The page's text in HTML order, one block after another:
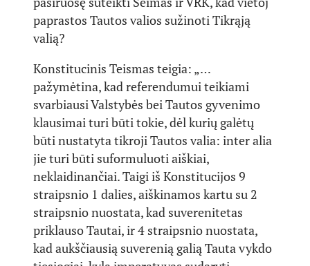
paprastos Tautos valios sužinoti Tikrąją
valią?
Konstitucinis Teismas teigia: „…
pažymėtina, kad referendumui teikiami
svarbiausi Valstybės bei Tautos gyvenimo
klausimai turi būti tokie, dėl kurių galėtų
būti nustatyta tikroji Tautos valia: inter alia
jie turi būti suformuluoti aiškiai,
neklaidinančiai. Taigi iš Konstitucijos 9
straipsnio 1 dalies, aiškinamos kartu su 2
straipsnio nuostata, kad suverenitetas
priklauso Tautai, ir 4 straipsnio nuostata,
kad aukščiausią suverenią galią Tauta vykdo